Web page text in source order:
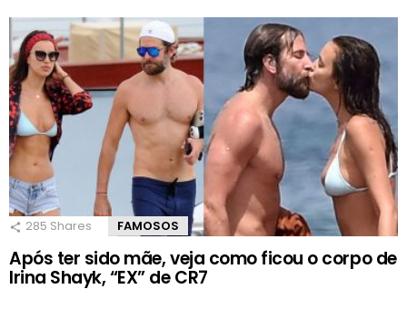
285 Shares FAMOSOS
Após ter sido mãe, veja como ficou o corpo de
Irina Shayk, “EX” de CR7